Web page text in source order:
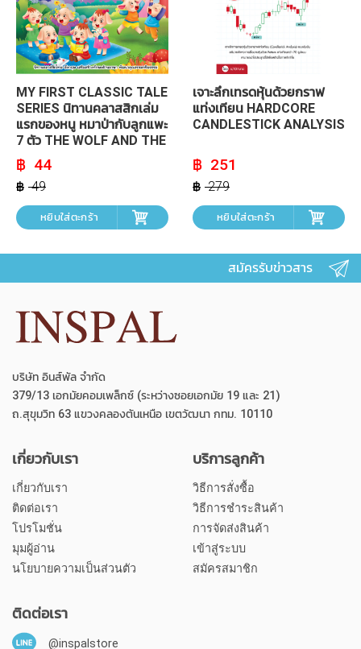
MY FIRST CLASSIC TALE
SERIES นิทานคลาสสิกเล่ม
แรกของหนู หมาป่ากับลูกแพะ
7 ตัว THE WOLF AND THE
SEVEN LITTLE GOATS
49
Original
price
was:
฿ 49.
44
Current
price
is:
฿ 44.
หยิบใส่ตะกร้า
เจาะลึกเทรดหุ้นด้วยกราฟ
แท่งเทียน HARDCORE
CANDLESTICK ANALYSIS
279
Original
price
was:
฿ 279.
251
Current
price
is:
฿ 251.
หยิบใส่ตะกร้า
สมัครรับข่าวสาร
บริษัท อินส์พัล จำกัด
379/13 เอกมัยคอมเพล็กซ์ (ระหว่างซอยเอกมัย 19 และ 21)
ถ.สุขุมวิท 63 แขวงคลองตันเหนือ เขตวัฒนา กทม. 10110
เกี่ยวกับเรา
เกี่ยวกับเรา
ติดต่อเรา
โปรโมชั่น
มุมผู้อ่าน
นโยบายความเป็นส่วนตัว
บริการลูกค้า
วิธีการสั่งซื้อ
วิธีการชำระสินค้า
การจัดส่งสินค้า
เข้าสู่ระบบ
สมัครสมาชิก
ติดต่อเรา
@inspalstore